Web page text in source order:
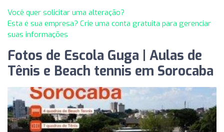
Você quer solicitar uma alteração?
Esta é sua empresa? Crie uma conta gratuita para gerenciar
suas informações
Fotos de Escola Guga | Aulas de
Tênis e Beach tennis em Sorocaba